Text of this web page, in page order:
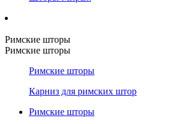
Римские шторы
Римские шторы
Римские шторы
Карниз для римских штор
Римские шторы